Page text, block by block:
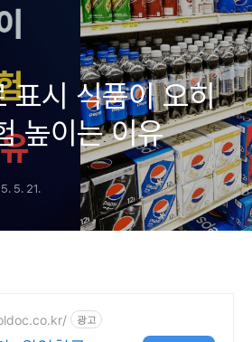
표시 식품이 오히
높이는 이유
5. 21.
광고